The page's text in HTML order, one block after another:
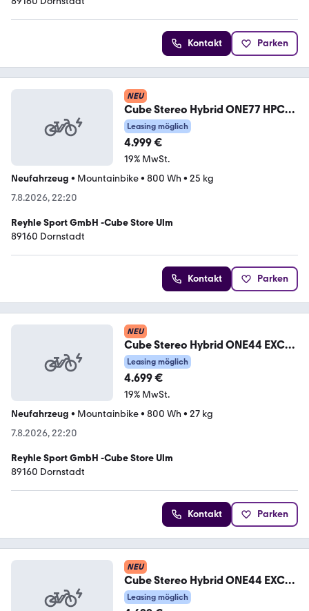
Kontakt Parken
NEU
Cube Stereo Hybrid ONE77 HPC
SLX 800 XL
Leasing möglich
4.999 €
19% MwSt.
Neufahrzeug • Mountainbike• 800 Wh • 25 kg
7.8.2026, 22:20
Reyhle Sport GmbH -Cube Store Ulm
89160 Dornstadt
Kontakt Parken
NEU
Cube Stereo Hybrid ONE44 EXC
800 L
Leasing möglich
4.699 €
19% MwSt.
Neufahrzeug • Mountainbike• 800 Wh • 27 kg
7.8.2026, 22:20
Reyhle Sport GmbH -Cube Store Ulm
89160 Dornstadt
Kontakt Parken
NEU
Cube Stereo Hybrid ONE44 EXC
800 M
Leasing möglich